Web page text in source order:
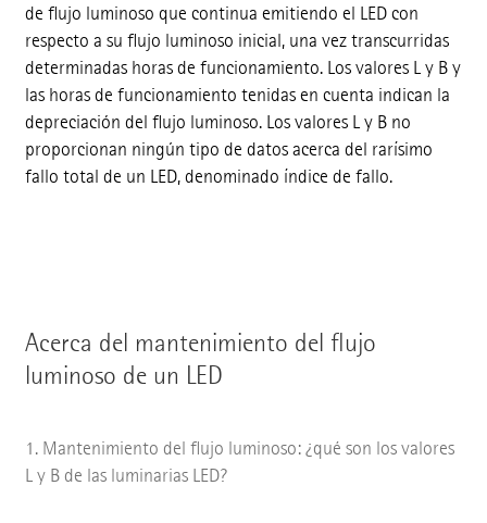
de flujo luminoso que continua emitiendo el LED con
respecto a su flujo luminoso inicial, una vez transcurridas
determinadas horas de funcionamiento. Los valores L y B y
las horas de funcionamiento tenidas en cuenta indican la
depreciación del flujo luminoso. Los valores L y B no
proporcionan ningún tipo de datos acerca del rarísimo
fallo total de un LED, denominado índice de fallo.
Acerca del mantenimiento del flujo
luminoso de un LED
Mantenimiento del flujo luminoso: ¿qué son los valores
L y B de las luminarias LED?